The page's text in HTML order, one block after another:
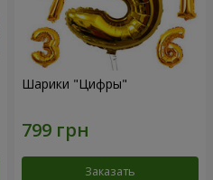
Шарики "Цифры"
Заказать